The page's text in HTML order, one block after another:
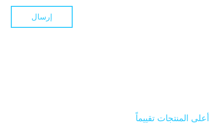
أعلى المنتجات تقييماً